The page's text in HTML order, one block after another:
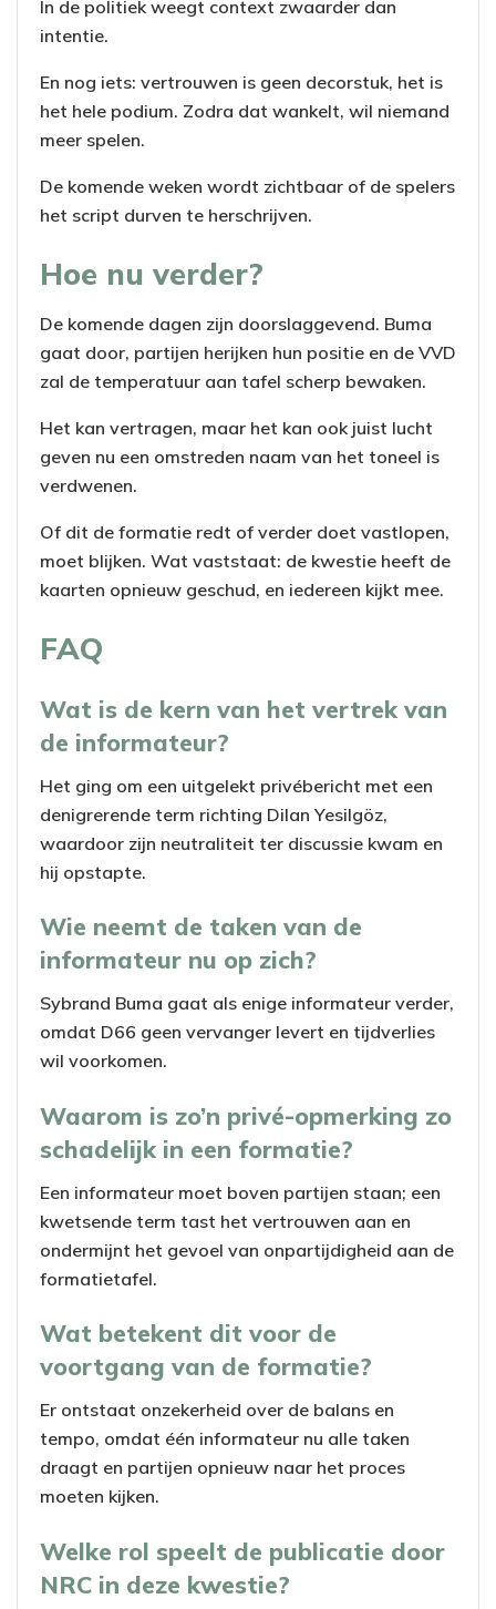
In de politiek weegt context zwaarder dan
intentie.
En nog iets: vertrouwen is geen decorstuk, het is
het hele podium. Zodra dat wankelt, wil niemand
meer spelen.
De komende weken wordt zichtbaar of de spelers
het script durven te herschrijven.
Hoe nu verder?
De komende dagen zijn doorslaggevend. Buma
gaat door, partijen herijken hun positie en de VVD
zal de temperatuur aan tafel scherp bewaken.
Het kan vertragen, maar het kan ook juist lucht
geven nu een omstreden naam van het toneel is
verdwenen.
Of dit de formatie redt of verder doet vastlopen,
moet blijken. Wat vaststaat: de kwestie heeft de
kaarten opnieuw geschud, en iedereen kijkt mee.
FAQ
Wat is de kern van het vertrek van
de informateur?
Het ging om een uitgelekt privébericht met een
denigrerende term richting Dilan Yesilgöz,
waardoor zijn neutraliteit ter discussie kwam en
hij opstapte.
Wie neemt de taken van de
informateur nu op zich?
Sybrand Buma gaat als enige informateur verder,
omdat D66 geen vervanger levert en tijdverlies
wil voorkomen.
Waarom is zo’n privé-opmerking zo
schadelijk in een formatie?
Een informateur moet boven partijen staan; een
kwetsende term tast het vertrouwen aan en
ondermijnt het gevoel van onpartijdigheid aan de
formatietafel.
Wat betekent dit voor de
voortgang van de formatie?
Er ontstaat onzekerheid over de balans en
tempo, omdat één informateur nu alle taken
draagt en partijen opnieuw naar het proces
moeten kijken.
Welke rol speelt de publicatie door
NRC in deze kwestie?